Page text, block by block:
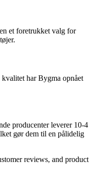
et foretrukket valg for
har Bygma opnået
producenter leverer 10-4
gør dem til en pålidelig
reviews, and product